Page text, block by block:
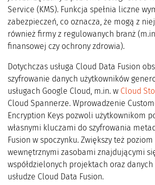
Service (KMS). Funkcja spełnia liczne
zabezpieczeń, co oznacza, że mogą z
również firmy z regulowanych branż
finansowej czy ochrony zdrowia).
Dotychczas usługa Cloud Data Fusion
szyfrowanie danych użytkowników
usługach Google Cloud, m.in. w Cloud
Cloud Spannerze. Wprowadzenie
Encryption Keys pozwoli użytkownikom
własnymi kluczami do szyfrowania
Fusion w spoczynku. Zwiększy też
wewnętrznymi zasobami znajdującymi
współdzielonych projektach oraz
usłudze Cloud Data Fusion.